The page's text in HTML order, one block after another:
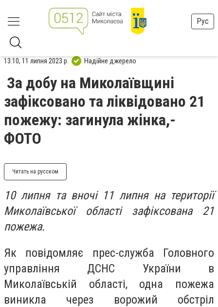
Рус
13:10, 11 липня 2023 р. Надійне джерело
За добу на Миколаївщині
зафіксовано та ліквідовано 21
пожежу: загинула жінка,-
ФОТО
Читать на русском
10 липня та вночі 11 липня на території
Миколаївської області зафіксована 21
пожежа.
Як повідомляє прес-служба Головного
управління ДСНС України в
Миколаївській області, одна пожежа
виникла через ворожий обстріл